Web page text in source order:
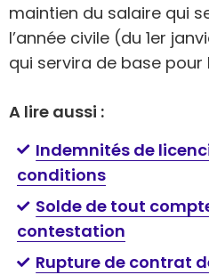
maintien du salaire qui
l’année civile (du 1er
qui servira de base pour
A lire aussi :
Indemnités de
conditions
Solde de tout
contestation
Rupture de contrat